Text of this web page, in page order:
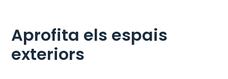
Aprofita els espais
exteriors